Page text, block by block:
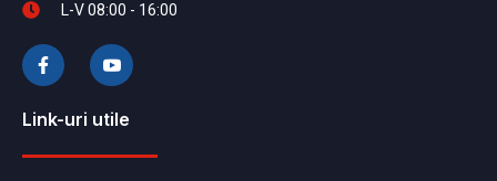
L-V 08:00 - 16:00
Link-uri utile